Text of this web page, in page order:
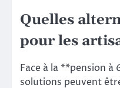
Quelles
pour les
Face à la **pension à
solutions peuvent